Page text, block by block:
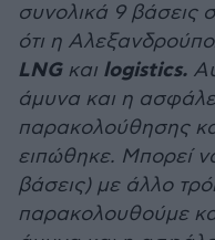
συνολικά 9 βάσεις
ότι η
LNGκαι logistics.
άμυνα και η
παρακολούθησης
ειπώθηκε. Μπορεί
βάσεις) με άλλο
παρακολουθούμε